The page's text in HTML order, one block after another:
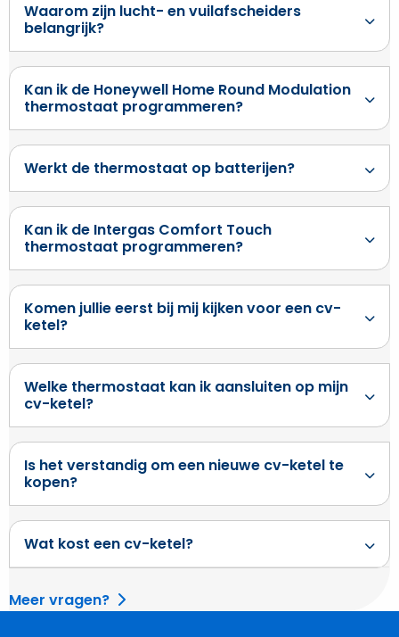
Waarom zijn lucht- en vuilafscheiders
belangrijk?
Kan ik de Honeywell Home Round Modulation
thermostaat programmeren?
Werkt de thermostaat op batterijen?
Kan ik de Intergas Comfort Touch
thermostaat programmeren?
Komen jullie eerst bij mij kijken voor een cv-
ketel?
Welke thermostaat kan ik aansluiten op mijn
cv-ketel?
Is het verstandig om een nieuwe cv-ketel te
kopen?
Wat kost een cv-ketel?
Meer vragen?